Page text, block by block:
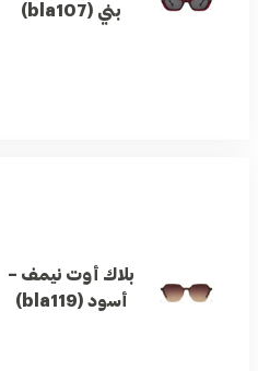
بني (bla107)
بلاك أوت نيمف –
أسود (bla119)